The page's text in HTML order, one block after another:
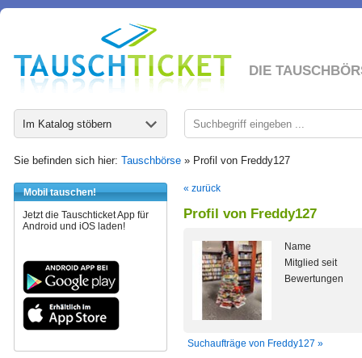
DIE
Im Katalog stöbern
Sie befinden sich hier: Tauschbörse » Profil von Freddy127
Mobil tauschen!
Jetzt die Tauschticket App für
Android und iOS laden!
« zurück
Profil von Freddy127
Name
Mitglied seit
Bewertungen
Suchaufträge von Freddy127 »